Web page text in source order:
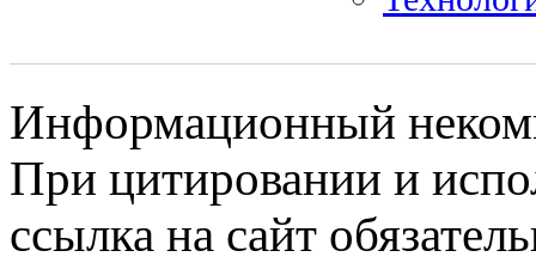
Информационный
При цитировании и
ссылка на сайт